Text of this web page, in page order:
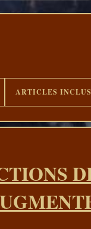
ARTICLES INCLUS